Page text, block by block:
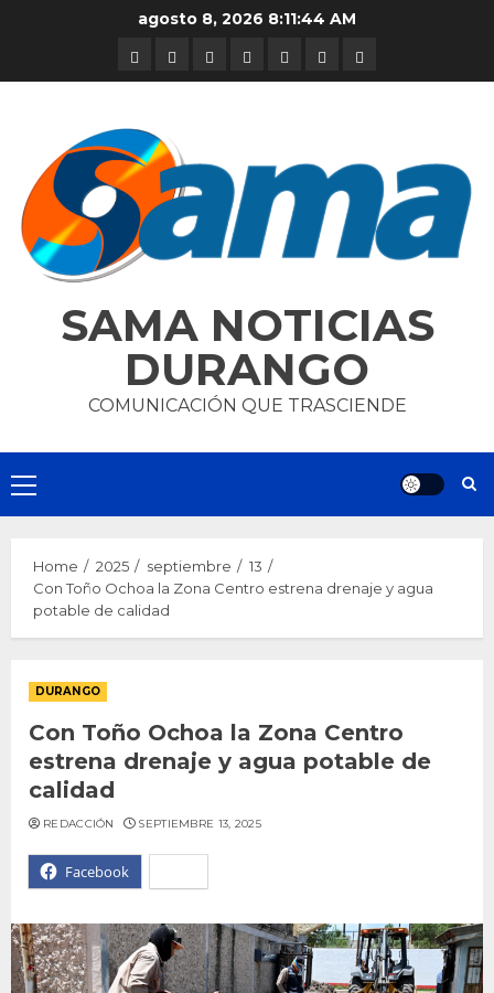
agosto 8, 2026 8:11:45 AM
DURANGO
NACIONAL
INTERNACIONAL
DEPORTES
ENTRETENIMIENTO
CIENCIA
Y
OPINION
SAMA NOTICIAS
DURANGO
COMUNICACIÓN QUE TRASCIENDE
Primary
Menu
Home 2025 septiembre
13
Con Toño Ochoa la Zona Centro estrena drenaje y agua
potable de calidad
DURANGO
Con Toño Ochoa la Zona Centro
estrena drenaje y agua potable de
calidad
Facebook
REDACCIÓN SEPTIEMBRE 13, 2025